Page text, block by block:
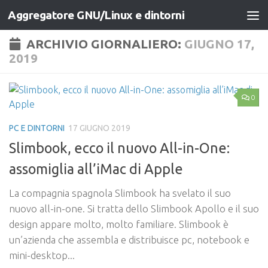
Salta al contenuto
Aggregatore GNU/Linux e dintorni
ARCHIVIO GIORNALIERO: GIUGNO 17,
2019
0
PC E DINTORNI 17 GIUGNO 2019
Slimbook, ecco il nuovo All-in-One:
assomiglia all’iMac di Apple
La compagnia spagnola Slimbook ha svelato il suo
nuovo all-in-one. Si tratta dello Slimbook Apollo e il suo
design appare molto, molto familiare. Slimbook è
un’azienda che assembla e distribuisce pc, notebook e
mini-desktop...